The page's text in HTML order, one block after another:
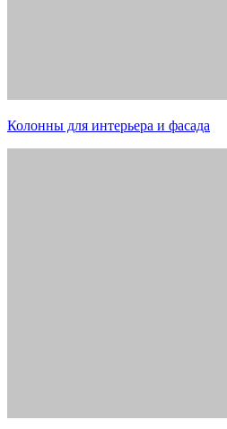
Колонны для интерьера и фасада